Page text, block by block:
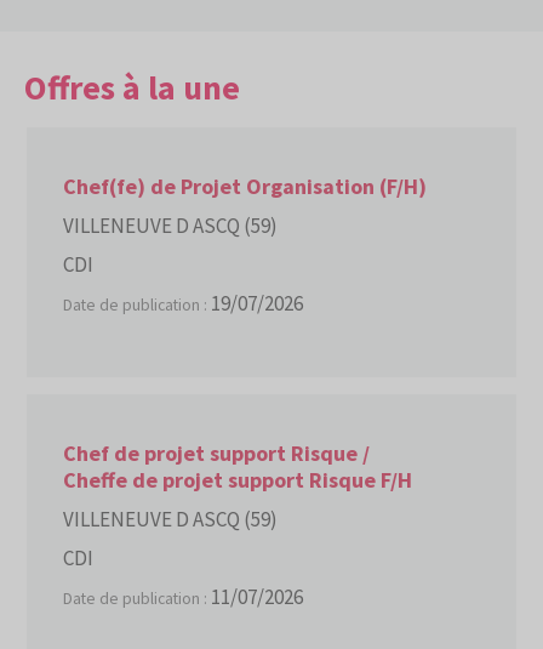
Offres à la une
Chef(fe) de Projet Organisation (F/H)
VILLENEUVE D ASCQ (59)
CDI
Date de publication : 19/07/2026
Chef de projet support Risque /
Cheffe de projet support Risque F/H
VILLENEUVE D ASCQ (59)
CDI
Date de publication : 11/07/2026